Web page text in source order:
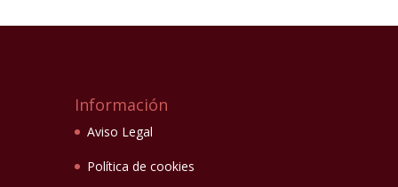
Información
Aviso Legal
Política de cookies